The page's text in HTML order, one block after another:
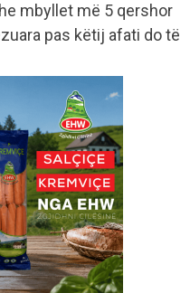
mbyllet më 5 qershor
pas këtij afati do të